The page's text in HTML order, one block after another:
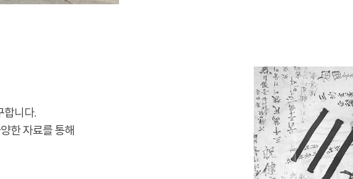
합니다.
한 자료를 통해